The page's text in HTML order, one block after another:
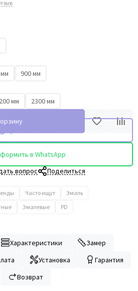
900 мм
мм 2300 мм
в WhatsApp
вопрос Поделиться
Часто ищут
Эмаль
Эмалевые PD
Характеристики
Замер
Установка
Гарантия
Возврат